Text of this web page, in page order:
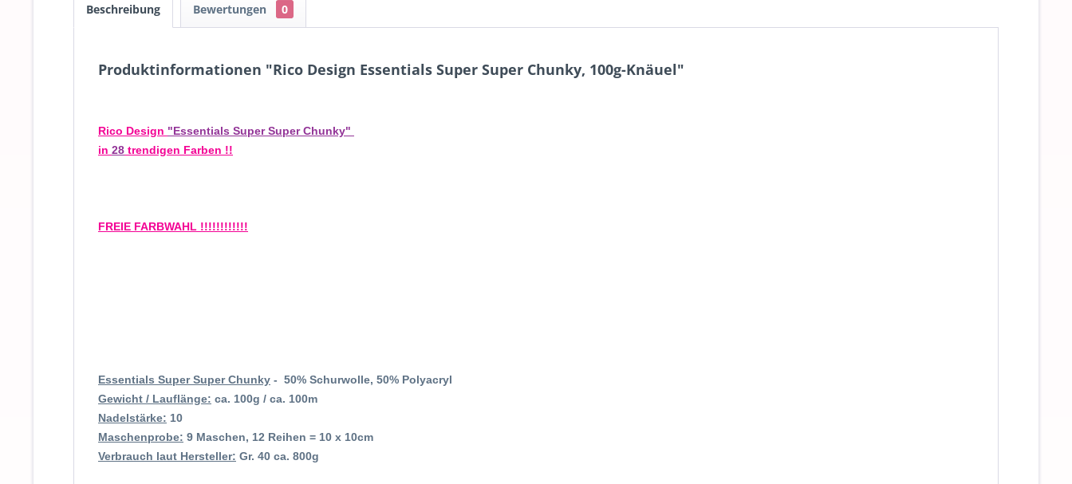
Beschreibung Bewertungen 0
Produktinformationen "Rico Design Essentials Super Super Chunky, 100g-Knäuel"
Rico Design "Essentials Super Super Chunky"
in 28 trendigen Farben !!
FREIE FARBWAHL !!!!!!!!!!!!
Essentials Super Super Chunky - 50% Schurwolle, 50% Polyacryl
Gewicht / Lauflänge: ca. 100g / ca. 100m
Nadelstärke: 10
Maschenprobe: 9 Maschen, 12 Reihen = 10 x 10cm
Verbrauch laut Hersteller: Gr. 40 ca. 800g